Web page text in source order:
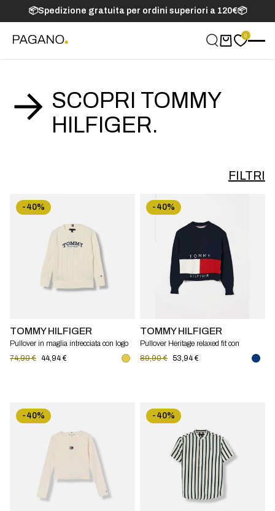
📦Spedizione gratuita per ordini superiori a 120€📦
0
SCOPRI TOMMY
HILFIGER.
FILTRI
-40%
TOMMY HILFIGER
Pullover in maglia intrecciata con logo
Tommy Hilfiger
74,90 € 44,94 €
-40%
TOMMY HILFIGER
Pullover Heritage relaxed fit con
bandiera Tommy Hilfiger
89,90 € 53,94 €
-40% -40%